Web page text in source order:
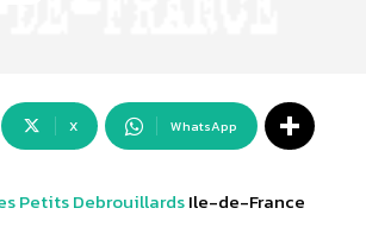
X WhatsApp
Petits DebrouillardsIle-de-France